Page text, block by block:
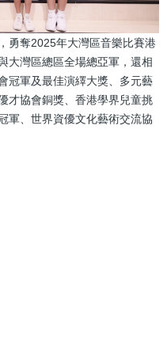
勇奪2025年大灣區音樂比賽港
大灣區總區全場總亞軍，還相
冠軍及最佳演繹大獎、多元藝
才協會銅獎、香港學界兒童挑
軍、世界資優文化藝術交流協